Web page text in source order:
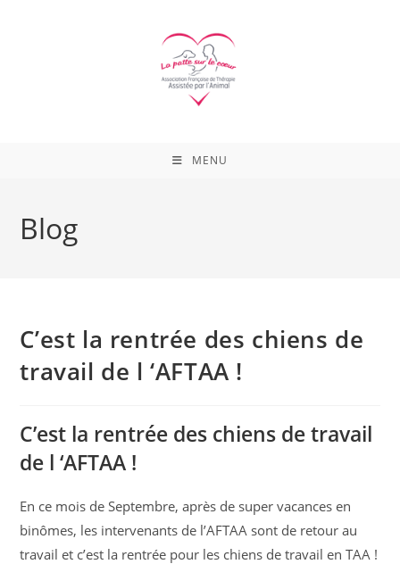
MENU
Blog
C’est la rentrée des chiens de
travail de l ‘AFTAA !
C’est la rentrée des chiens de travail
de l ‘AFTAA !
En ce mois de Septembre, après de super vacances en
binômes, les intervenants de l’AFTAA sont de retour au
travail et c’est la rentrée pour les chiens de travail en TAA !